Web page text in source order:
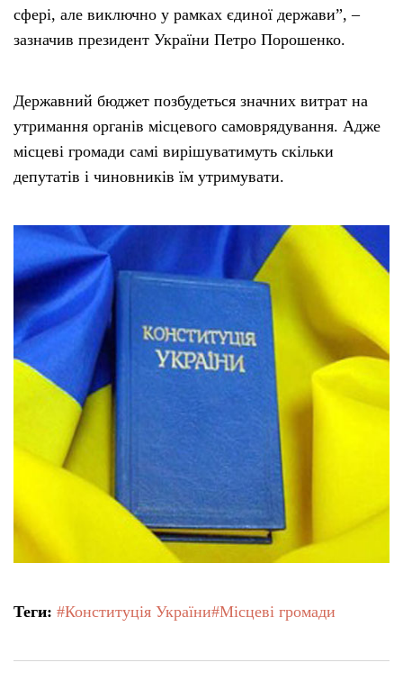
Етичний кодекс
сфері, але виключно у рамках єдиної держави”, –
зазначив президент України Петро Порошенко.
Державний бюджет позбудеться значних витрат на
утримання органів місцевого самоврядування. Адже
місцеві громади самі вирішуватимуть скільки
депутатів і чиновників їм утримувати.
Теги: #Конституція України#Місцеві громади